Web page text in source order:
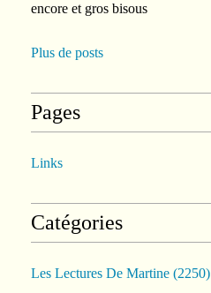
encore et gros bisous
Plus de posts
Pages
Links
Catégories
Les Lectures De Martine (2250)